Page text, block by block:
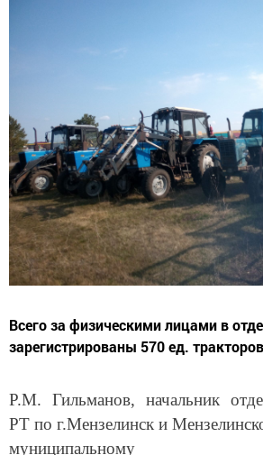
Всего за физическими лицами в
зарегистрированы 570 ед.
Р.М. Гильманов, начальник
РТ по г.Мензелинск и
муниципальному